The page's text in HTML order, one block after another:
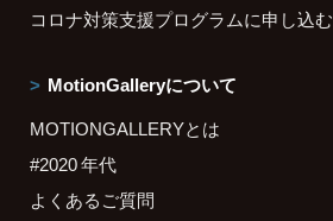
コロナ対策支援プログラムに申し込む
MotionGalleryについて
MOTIONGALLERYとは
#2020 年代
よくあるご質問